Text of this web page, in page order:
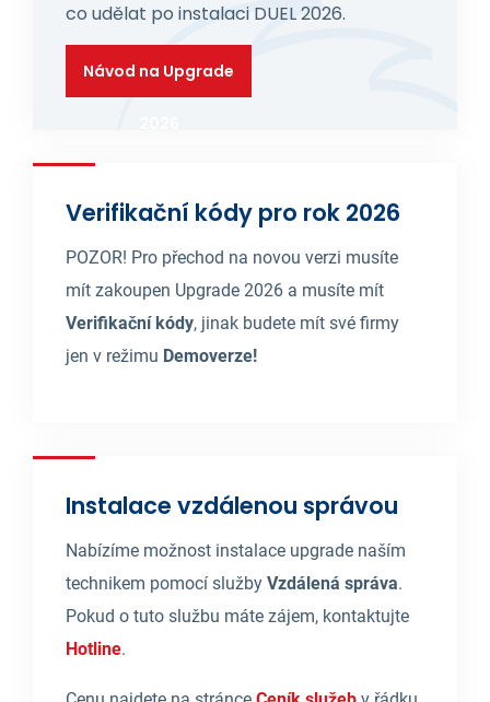
co udělat po instalaci DUEL 2026.
Návod na Upgrade
Verifikační kódy pro rok 2026
POZOR! Pro přechod na novou verzi musíte
mít zakoupen Upgrade 2026 a musíte mít
Verifikační kódy, jinak budete mít své firmy
jen v režimu Demoverze!
Instalace vzdálenou správou
Nabízíme možnost instalace upgrade naším
technikem pomocí služby Vzdálená správa.
Pokud o tuto službu máte zájem, kontaktujte
Hotline.